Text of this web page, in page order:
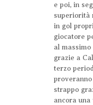
e poi, in
superiorità
in gol
giocatore
al massimo
grazie a
terzo
strappo
ancora